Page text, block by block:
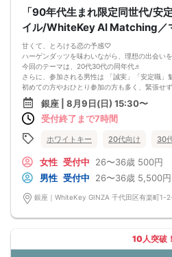
「90年代生まれ限定同世代/安
イル/WhiteKey AI Matching／
甘くて、とろける恋の予感♡
ハーゲンダッツを味わいながら、理想の出会い
今回のテーマは、20代30代の同年代♬
さらに、参加される男性は 「誠実」「安定職」
初めての方やおひとり参加の方も多く、緊張せ
「楽しい」「もっと話したい」そんな想いが、
◆イベントの魅力
・ハーゲンダッツアイス付きで会話も甘く
・ひとりで気軽に参加できる
ハーゲンダッツ（ストロベリー、グリーンティ
ラなど）
カヌレ、バウムクーヘン、チョコレートケーキ、
ウーロン茶、アイスティー
■MATCHING SHUTTER
る…パーティー開始とともについに開く…あなた
■NEW個室シート採用
銀座 | 8月9日(日) 15:30〜
受付終了まで7時間
ホワイトキー 20代向け 30
女性 受付中 26〜36歳 500円
男性 受付中 26〜36歳 5,500円
銀座｜WhiteKey GINZA 千代田区有楽町1-
10人突破！